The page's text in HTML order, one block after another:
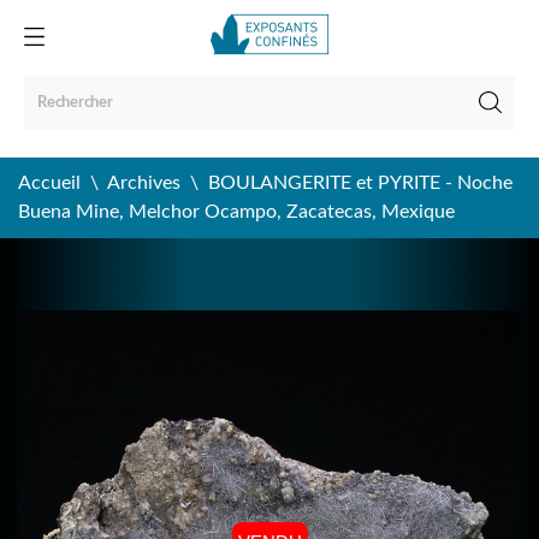
Accueil Archives
BOULANGERITE et PYRITE - Noche
Buena Mine, Melchor Ocampo, Zacatecas, Mexique